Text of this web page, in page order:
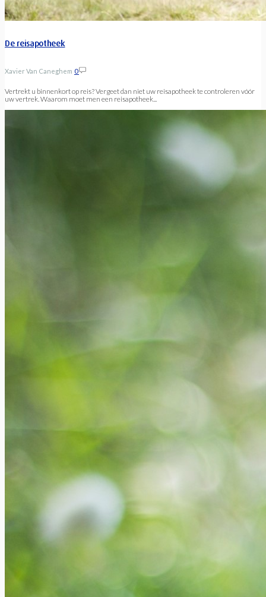
De reisapotheek
Xavier Van Caneghem 0
Vertrekt u binnenkort op reis? Vergeet dan niet uw reisapotheek te controleren vóór
uw vertrek. Waarom moet men een reisapotheek...